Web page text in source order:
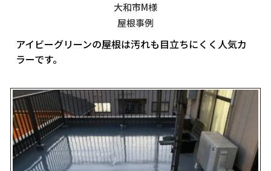
大和市M様
屋根事例
アイビーグリーンの屋根は汚れも目立ちにくく人気カ
ラーです。